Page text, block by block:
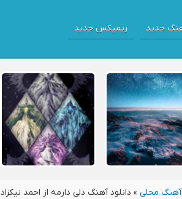
جدید ریمیکس جدید
آهنگ محلی » دانلود آهنگ دلی دارمه از احمد نیکزاد